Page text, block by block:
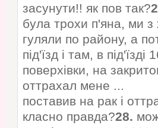
засунути!! як пов так?
була трохи п'яна, ми з
гуляли по району, а
під'їзд і там, в під'їзді
поверхівки, на
оттрахал мене ...
поставив на рак і
класно правда?28.